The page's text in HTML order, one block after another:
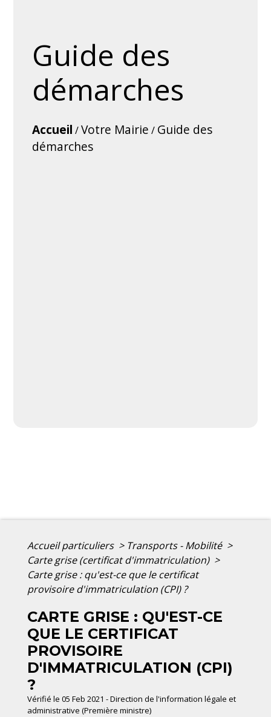
Guide des
démarches
Accueil /Votre Mairie / Guide des
démarches
Accueil particuliers > Transports - Mobilité >
Carte grise (certificat d'immatriculation) >
Carte grise : qu'est-ce que le certificat
provisoire d'immatriculation (CPI) ?
CARTE GRISE : QU'EST-CE
QUE LE CERTIFICAT
PROVISOIRE
D'IMMATRICULATION (CPI)
?
Vérifié le 05 Feb 2021 - Direction de l'information légale et
administrative (Première ministre)